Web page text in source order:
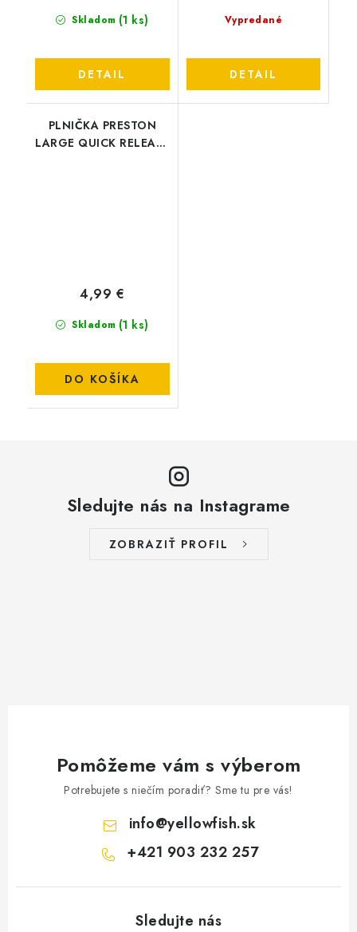
Skladom (1 ks)
DETAIL
Vypredané
DETAIL
PLNIČKA PRESTON
LARGE QUICK RELEASE
Skladom (1 ks)
4,99 €
DO KOŠÍKA
Sledujte nás na Instagrame
ZOBRAZIŤ PROFIL
Pomôžeme vám s výberom
Potrebujete s niečím poradiť? Sme tu pre vás!
info@yellowfish.sk
+421 903 232 257